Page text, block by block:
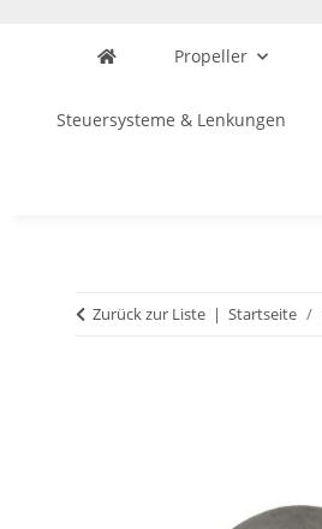
Propeller
Steuersysteme & Lenkungen
Zurück zur Liste Startseite